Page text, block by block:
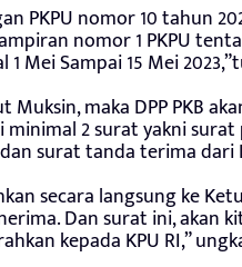
PKPU nomor 10 tahun
nomor 1 PKPU
Mei Sampai 15 Mei
maka DPP PKB
minimal 2 surat yakni
surat tanda terima dari
secara langsung ke
Dan surat ini, akan
kepada KPU RI,”